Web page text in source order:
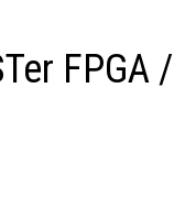
FPGA /